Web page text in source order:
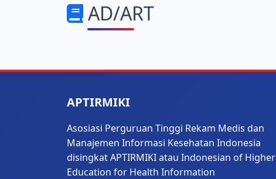
AD/ART
APTIRMIKI
Asosiasi Perguruan Tinggi Rekam Medis dan
Manajemen Informasi Kesehatan Indonesia
disingkat APTIRMIKI atau Indonesian of Higher
Education for Health Information